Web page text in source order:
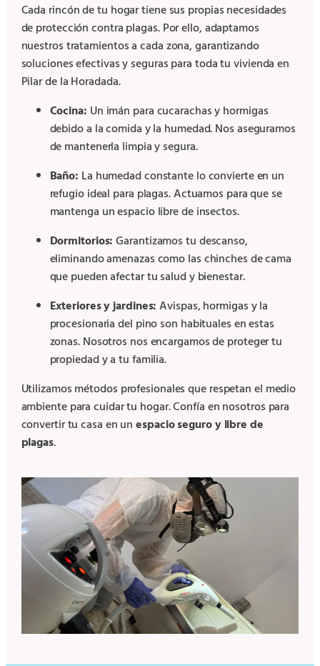
Cada rincón de tu hogar tiene sus propias necesidades
de protección contra plagas. Por ello, adaptamos
nuestros tratamientos a cada zona, garantizando
soluciones efectivas y seguras para toda tu vivienda en
Pilar de la Horadada.
Cocina: Un imán para cucarachas y hormigas
debido a la comida y la humedad. Nos aseguramos
de mantenerla limpia y segura.
Baño: La humedad constante lo convierte en un
refugio ideal para plagas. Actuamos para que se
mantenga un espacio libre de insectos.
Dormitorios:Garantizamos tu descanso,
eliminando amenazas como las chinches de cama
que pueden afectar tu salud y bienestar.
Exteriores y jardines:Avispas, hormigas y la
procesionaria del pino son habituales en estas
zonas. Nosotros nos encargamos de proteger tu
propiedad y a tu familia.
Utilizamos métodos profesionales que respetan el medio
ambiente para cuidar tu hogar. Confía en nosotros para
convertir tu casa en unespacio seguro y libre de
plagas.